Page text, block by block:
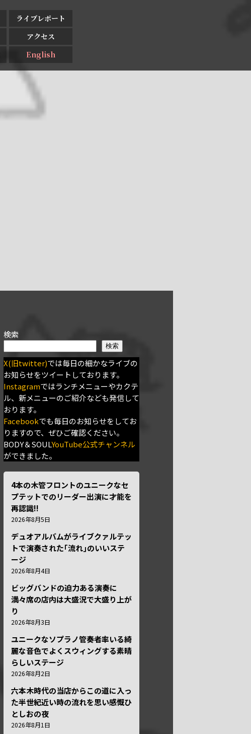
ライブレポート
アクセス
English
検索
検索
X(旧twitter)では毎日の細かなライブの
お知らせをツイートしております。
Instagramではランチメニューやカクテ
ル、新メニューのご紹介なども発信して
おります。
Facebookでも毎日のお知らせをしてお
りますので、ぜひご確認ください。
BODY＆SOULYouTube公式チャンネル
ができました。
4本の木管フロントのユニークなセ
プテットでのリーダー出演に才能を
再認識!!
2026年8月5日
デュオアルバムがライブクァルテッ
トで演奏された｢流れ｣のいいステ
ージ
2026年8月4日
ビッグバンドの迫力ある演奏に
満々席の店内は大盛況で大盛り上が
り
2026年8月3日
ユニークなソプラノ管奏者率いる綺
麗な音色でよくスウィングする素晴
らしいステージ
2026年8月2日
六本木時代の当店からこの道に入っ
た半世紀近い時の流れを思い感慨ひ
としおの夜
2026年8月1日